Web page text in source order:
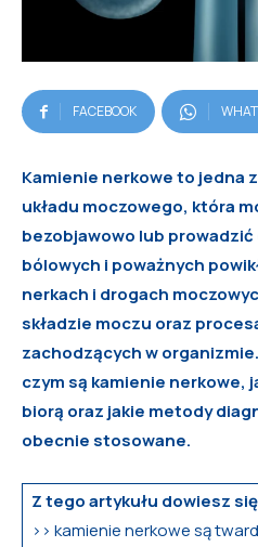
FACEBOOK
Kamienie nerkowe to jedna
układu moczowego, która
bezobjawowo lub
bólowych i poważnych
nerkach i drogach
składzie moczu oraz
zachodzących w
czym są kamienie nerkowe,
biorą oraz jakie metody
obecnie stosowane.
Z tego artykułu dowiesz
>> kamienie nerkowe są